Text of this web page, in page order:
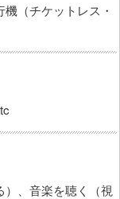
（チケットレス・
、音楽を聴く（視